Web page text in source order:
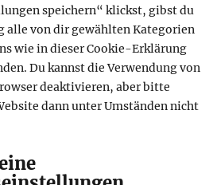
speichern“ klickst, gibst du
alle von dir gewählten Kategorien
wie in dieser Cookie-Erklärung
Du kannst die Verwendung von
deaktivieren, aber bitte
dann unter Umständen nicht